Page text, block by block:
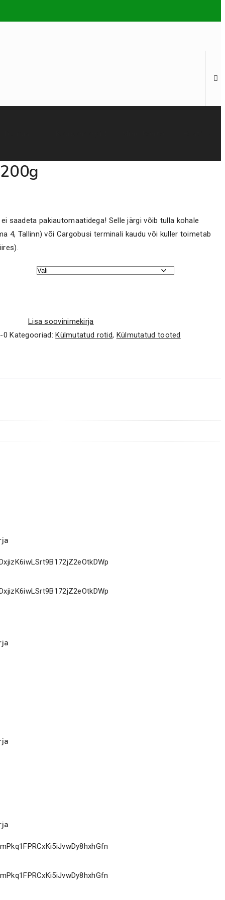
saadeta pakiautomaatidega! Selle järgi võib tulla kohale
4, Tallinn) või Cargobusi terminali kaudu või kuller toimetab
Lisa soovinimekirja
0 Kategooriad: Külmutatud rotid, Külmutatud tooted